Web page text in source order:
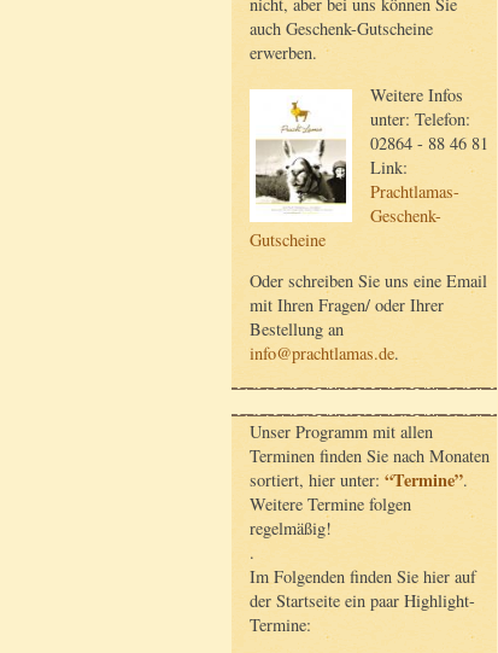
nicht, aber bei uns können Sie
auch Geschenk-Gutscheine
erwerben.
Weitere Infos
unter: Telefon:
02864 - 88 46 81
Link:
Prachtlamas-
Geschenk-
Gutscheine
Oder schreiben Sie uns eine Email
mit Ihren Fragen/ oder Ihrer
Bestellung an
info@prachtlamas.de.
Unser Programm mit allen
Terminen finden Sie nach Monaten
sortiert, hier unter: “Termine”.
Weitere Termine folgen
regelmäßig!
.
Im Folgenden finden Sie hier auf
der Startseite ein paar Highlight-
Termine: